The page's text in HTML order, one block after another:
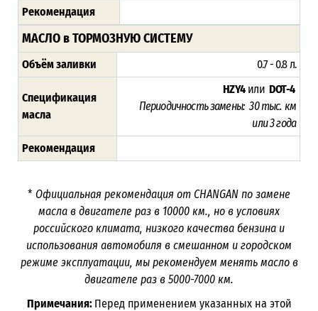
Рекомендация
МАСЛО в ТОРМОЗНУЮ СИСТЕМУ
Объём заливки 0.7 - 0.8 л.
Спецификация
масла
HZY4 илиDOT-4
Периодичность замены: 30 тыс. км
или3 года
Рекомендация
* Официальная рекомендация от CHANGAN по замене
масла в двигателе раз в 10000 км., но в условиях
российского климата, низкого качества бензина и
использования автомобиля в смешанном и городском
режиме эксплуатации, мы рекомендуем менять масло в
двигателе раз в 5000-7000 км.
Примечания: Перед применением указанных на этой